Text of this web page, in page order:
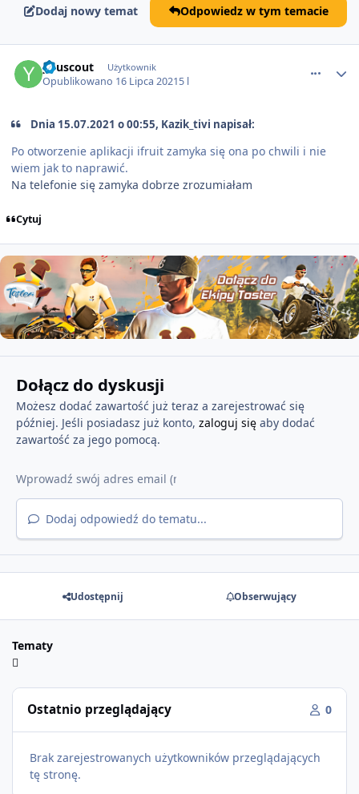
Dodaj nowy temat Odpowiedz w tym temacie
youscout Użytkownik
Opublikowano 16 Lipca 20215 l
Dnia 15.07.2021 o 00:55, Kazik_tivi napisał:
Po otworzenie aplikacji ifruit zamyka się ona po chwili i nie
wiem jak to naprawić.
Na telefonie się zamyka dobrze zrozumiałam
Cytuj
Dołącz do dyskusji
Możesz dodać zawartość już teraz a zarejestrować się
później. Jeśli posiadasz już konto, zaloguj sięaby dodać
zawartość za jego pomocą.
Dodaj odpowiedź do tematu...
Udostępnij Obserwujący
Tematy
Ostatnio przeglądający 0
Brak zarejestrowanych użytkowników przeglądających
tę stronę.